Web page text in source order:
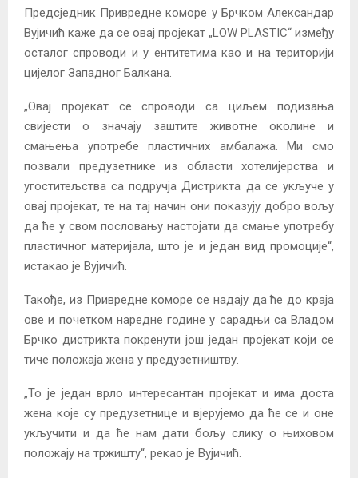
Предсједник Привредне коморе у Брчком Александар
Вујичић каже да се овај пројекат „LOW PLASTIC“ између
осталог спроводи и у ентитетима као и на територији
цијелог Западног Балкана.
„Овај пројекат се спроводи са циљем подизања
свијести о значају заштите животне околине и
смањења употребе пластичних амбалажа. Ми смо
позвали предузетнике из области хотелијерства и
угоститељства са подручја Дистрикта да се укључе у
овај пројекат, те на тај начин они показују добро вољу
да ће у свом пословању настојати да смање употребу
пластичног материјала, што је и један вид промоције“,
истакао је Вујичић.
Такође, из Привредне коморе се надају да ће до краја
ове и почетком наредне године у сарадњи са Владом
Брчко дистрикта покренути још један пројекат који се
тиче положаја жена у предузетништву.
„То је један врло интересантан пројекат и има доста
жена које су предузетнице и вјерујемо да ће се и оне
укључити и да ће нам дати бољу слику о њиховом
положају на тржишту“, рекао је Вујичић.